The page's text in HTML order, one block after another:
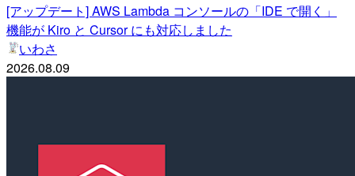
[アップデート] AWS Lambda コンソールの「IDE で開く」
機能が Kiro と Cursor にも対応しました
いわさ
2026.08.09